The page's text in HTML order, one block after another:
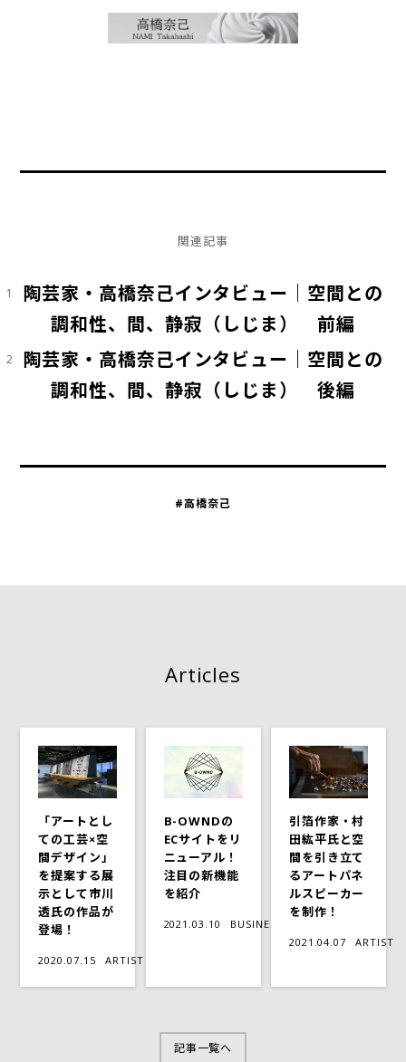
関連記事
1
陶芸家・高橋奈己インタビュー｜空間との
調和性、間、静寂（しじま） 前編
2
陶芸家・高橋奈己インタビュー｜空間との
調和性、間、静寂（しじま） 後編
#高橋奈己
Articles
「アートとし
ての工芸×空
間デザイン」
を提案する展
示として市川
透氏の作品が
登場！
2020.07.15 ARTIST
B-OWNDの
ECサイトをリ
ニューアル！
注目の新機能
を紹介
2021.03.10 BUSINESS
引箔作家‧村
田紘平氏と空
間を引き立て
るアートパネ
ルスピーカー
を制作！
2021.04.07 ARTIST
記事一覧へ